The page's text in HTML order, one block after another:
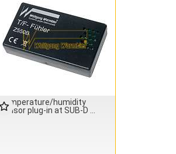
Temperature/humidity
sensor plug-in at SUB-D